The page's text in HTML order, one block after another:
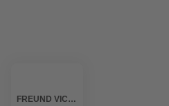
FREUND VICTORIA